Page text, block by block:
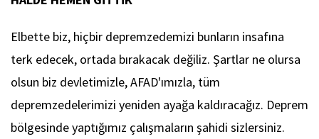
Elbette biz, hiçbir depremzedemizi bunların insafına
terk edecek, ortada bırakacak değiliz. Şartlar ne olursa
olsun biz devletimizle, AFAD'ımızla, tüm
depremzedelerimizi yeniden ayağa kaldıracağız. Deprem
bölgesinde yaptığımız çalışmaların şahidi sizlersiniz.